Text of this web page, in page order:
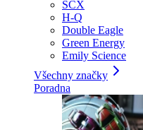
SCX
H-Q
Double Eagle
Green Energy
Emily Science
Všechny značky
Poradna